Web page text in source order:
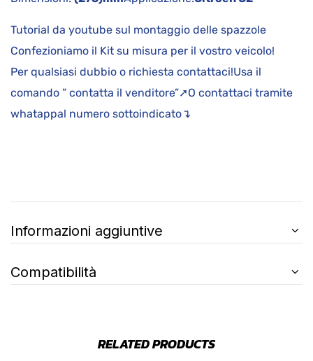
Tutorial da youtube sul montaggio delle spazzole
Confezioniamo il Kit su misura per il vostro veicolo!
Per qualsiasi dubbio o richiesta contattaci!Usa il
comando ” contatta il venditore”➚O contattaci tramite
whatappal numero sottoindicato↴
Informazioni aggiuntive
Compatibilità
RELATED PRODUCTS